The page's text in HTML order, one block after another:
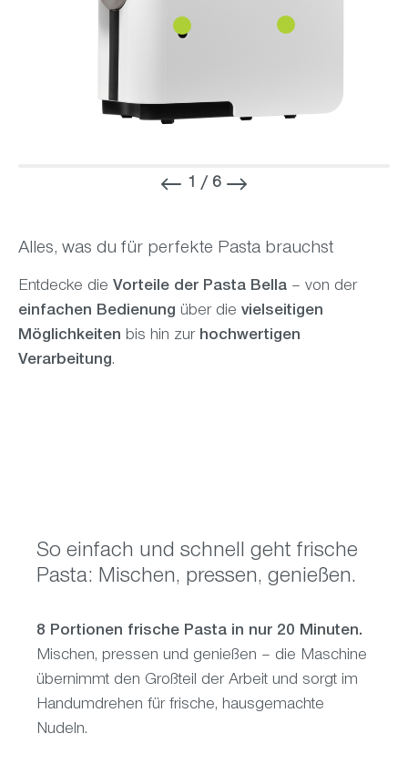
1 / 6
Alles, was du für perfekte Pasta brauchst
Entdecke die Vorteile der Pasta Bella – von der
einfachen Bedienung über die vielseitigen
Möglichkeiten bis hin zur hochwertigen
Verarbeitung.
So einfach und schnell geht frische
Pasta: Mischen, pressen, genießen.
8 Portionen frische Pasta in nur 20 Minuten.
Mischen, pressen und genießen – die Maschine
übernimmt den Großteil der Arbeit und sorgt im
Handumdrehen für frische, hausgemachte
Nudeln.